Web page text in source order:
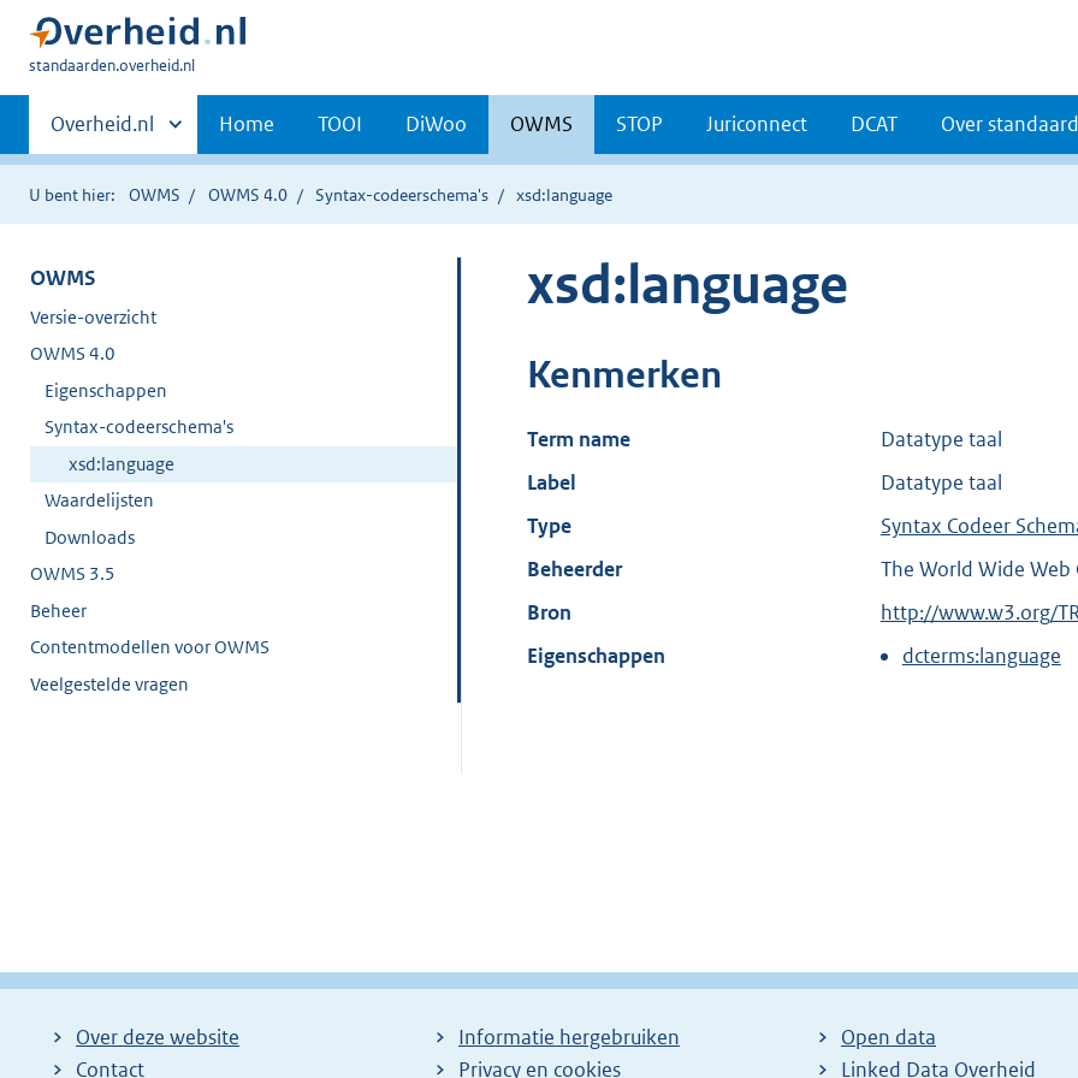
U
hier:
standaarden.overheid.nl
Primaire
navigatie
Andere
sites
binnen
Overheid.nl Home TOOI DiWoo OWMS STOP Juriconnect DCAT Over
U bent hier: OWMS OWMS 4.0 Syntax-codeerschema's xsd:language
OWMS
Versie-overzicht
OWMS 4.0
Eigenschappen
Syntax-codeerschema's
xsd:language
Waardelijsten
Downloads
OWMS 3.5
Beheer
Contentmodellen voor OWMS
Veelgestelde vragen
xsd:language
Kenmerken
Term name
Datatype taal
Label
Datatype taal
Type
Syntax Codeer
Beheerder
The World Wide Web
Bron
E
:
http://www.w3.org/
Eigenschappen
dcterms:language
Over deze website
Contact
Informatie hergebruiken
Privacy en cookies
Open data
Linked Data Overheid